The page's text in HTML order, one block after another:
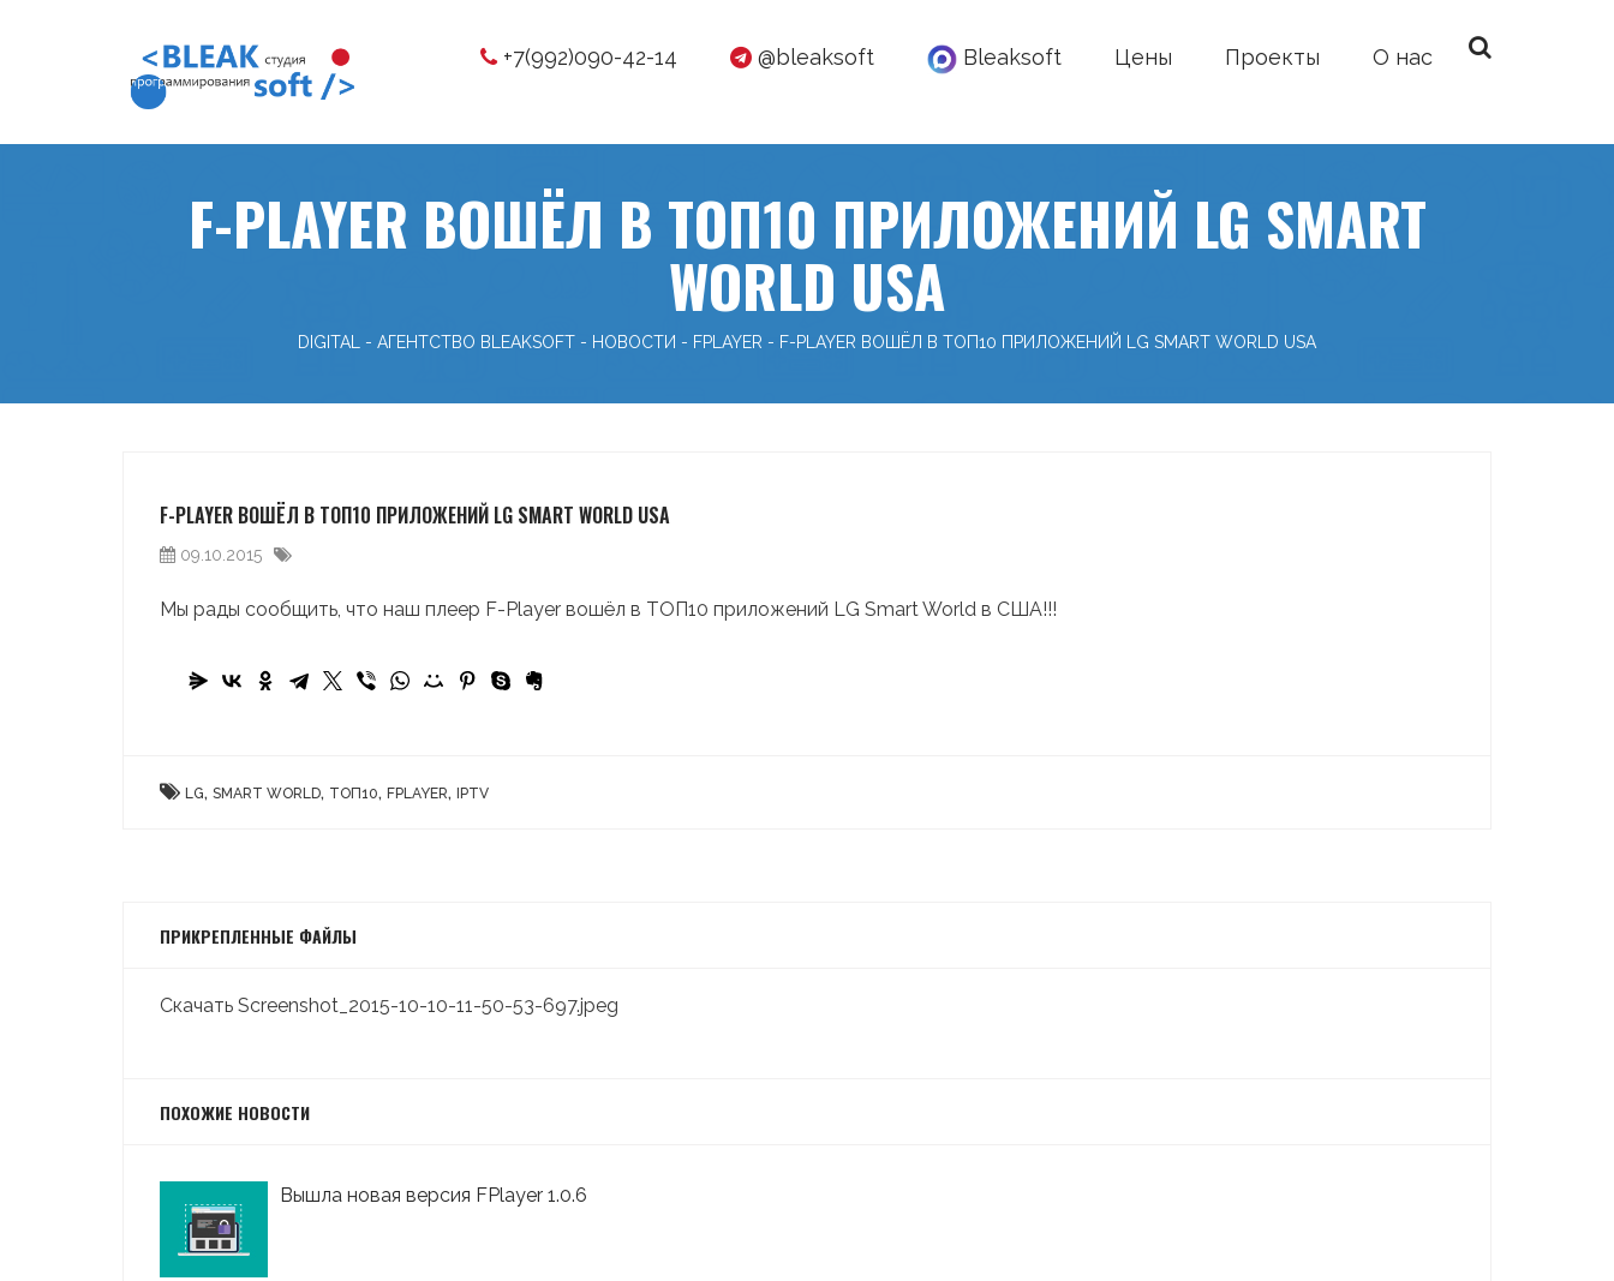
+7(992)090-42-14 @bleaksoft Bleaksoft Цены Проекты О нас
F-PLAYER ВОШЁЛ В ТОП10 ПРИЛОЖЕНИЙ LG SMART
WORLD USA
DIGITAL - АГЕНТСТВО BLEAKSOFT - НОВОСТИ - FPLAYER - F-PLAYER ВОШЁЛ В ТОП10 ПРИЛОЖЕНИЙ LG SMART WORLD USA
F-PLAYER ВОШЁЛ В ТОП10 ПРИЛОЖЕНИЙ LG SMART WORLD USA
09.10.2015
Мы рады сообщить, что наш плеер F-Player вошёл в ТОП10 приложений LG Smart World в США!!!
LG, SMART WORLD, ТОП10, FPLAYER, IPTV
ПРИКРЕПЛЕННЫЕ ФАЙЛЫ
Скачать Screenshot_2015-10-10-11-50-53-697.jpeg
ПОХОЖИЕ НОВОСТИ
Вышла новая версия FPlayer 1.0.6